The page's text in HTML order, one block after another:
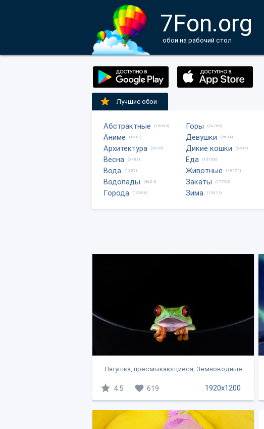
7Fon.org
обои на рабочий стол
Лучшие обои
Абстрактные (18053)
Аниме (1217)
Архитектура (2816)
Весна (6482)
Вода (1335)
Водопады (4624)
Города (15296)
Горы (20706)
Девушки (2684)
Дикие кошки (6487)
Еда (13708)
Животные (49474)
Закаты (17750)
Зима (13513)
Лягушка, пресмыкающиеся, Земноводные
1920x1200
4.5 619